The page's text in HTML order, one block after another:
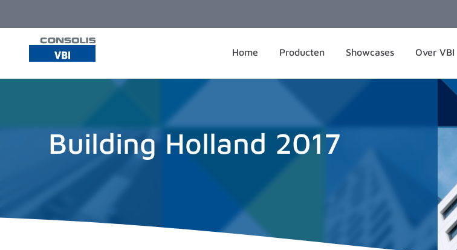
Home Producten Showcases Over VBI
Building Holland 2017